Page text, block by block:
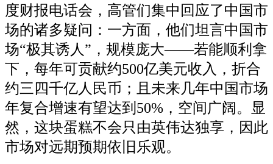
度财报电话会，高管们集中回应了中国市
场的诸多疑问：一方面，他们坦言中国市
场“极其诱人”，规模庞大——若能顺利拿
下，每年可贡献约500亿美元收入，折合
约三四千亿人民币；且未来几年中国市场
年复合增速有望达到50%，空间广阔。显
然，这块蛋糕不会只由英伟达独享，因此
市场对远期预期依旧乐观。